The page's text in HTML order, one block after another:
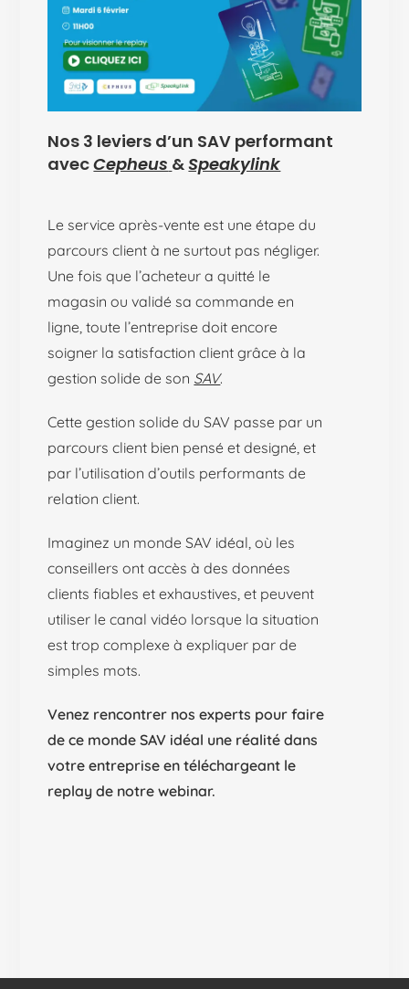
Nos 3 leviers d’un SAV performant
avecCepheus &Speakylink
Le service après-vente est une étape du
parcours client à ne surtout pas négliger.
Une fois que l’acheteur a quitté le
magasin ou validé sa commande en
ligne, toute l’entreprise doit encore
soigner la satisfaction client grâce à la
gestion solide de son SAV.
Cette gestion solide du SAV passe par un
parcours client bien pensé et designé, et
par l’utilisation d’outils performants de
relation client.
Imaginez un monde SAV idéal, où les
conseillers ont accès à des données
clients fiables et exhaustives, et peuvent
utiliser le canal vidéo lorsque la situation
est trop complexe à expliquer par de
simples mots.
Venez rencontrer nos experts pour faire
de ce monde SAV idéal une réalité dans
votre entreprise en téléchargeant le
replay de notre webinar.